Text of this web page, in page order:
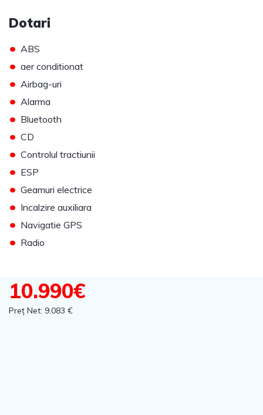
Dotari
• ABS
• aer conditionat
• Airbag-uri
• Alarma
• Bluetooth
• CD
• Controlul tractiunii
• ESP
• Geamuri electrice
• Incalzire auxiliara
• Navigatie GPS
• Radio
10.990€
Preț Net: 9.083 €